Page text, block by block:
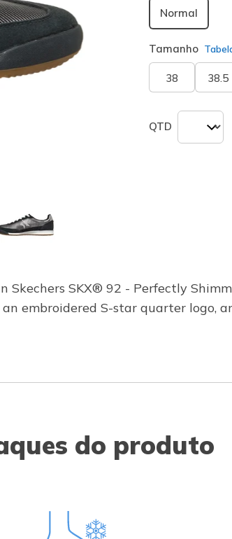
Normal
Tamanho
38 38.5
QTD
SKX® 92 - Perfectly
embroidered S-star quarter logo,
do produto